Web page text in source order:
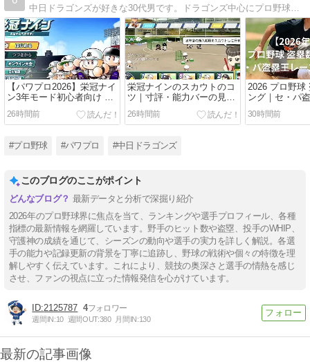
中日ドラゴンズが好きな30代男です。ドラゴンズ中心にプロ野球についてブログを書いています。
【パワプロ2026】栄冠ナイ
ン3年モード初心者向け 序
盤攻略
26時間前
栄冠ナインのスカウトのコ
ツ｜寸評・能力バーの見方
を初心者向けに解説
26時間前
2026 プロ野球
ング｜セ・パ
最新【8月7日
30時間前
#プロ野球 #パワプロ #中日ドラゴンズ
このブログのここがポイント
最新データと分析で深掘り紹介
2026年のプロ野球界に焦点を当て、ランキングや選手プロフィール、各種
指標の最新情報を網羅しています。野手のヒット数や盗塁、投手のWHIP、
守護神の成績を通じて、シーズンの動向や選手の実力を詳しく解説。各選
手の能力や記録更新の背景を丁寧に追跡し、野球の戦術や個々の特徴を理
解しやすく伝えています。これにより、競技の奥深さと選手の情熱を感じ
させ、ファンの視点に立った情報発信を心がけています。
2125787 4
週間IN:10 週間OUT:380 月間IN:130
最新の記事画像